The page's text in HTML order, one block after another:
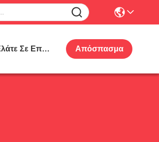
Μας Ελάτε Σε Επαφή Με Απόσπασμα